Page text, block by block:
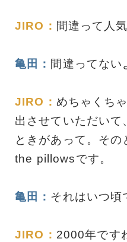
JIRO： 間違って人
亀田： 間違ってない
JIRO： めちゃくち
出させていただいて
ときがあって。そ
the pillowsです。
亀田： それはいつ頃
JIRO： 2000年です